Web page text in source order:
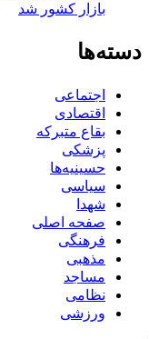
بازار کشور شد
دسته‌ها
اجتماعی
اقتصادی
بقاع متبرکه
پزشکی
حسینیه‌ها
سیاسی
شهدا
صفحه اصلی
فرهنگی
مذهبی
مساجد
نظامی
ورزشی